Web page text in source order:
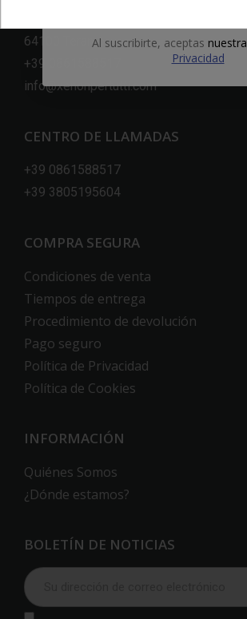
64100 Teramo
+39 0861588517
info@xenonpertutti.com
CENTRO DE LLAMADAS
+39 0861588517
+39 3805195604
COMPRA SEGURA
Condiciones de venta
Tiempos de entrega
Procedimiento de devolución
Pago seguro
Política de Privacidad
Política de Cookies
INFORMACIÓN
Quiénes Somos
¿Dónde estamos?
BOLETÍN DE NOTICIAS
Al suscribirte, aceptas nuestra
Privacidad